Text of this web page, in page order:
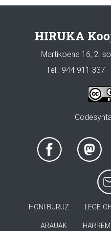
HIRUKA
Martikoena 16, 2.
Tel.: 944 911 337
HONI BURUZ LEGE
ARAUAK